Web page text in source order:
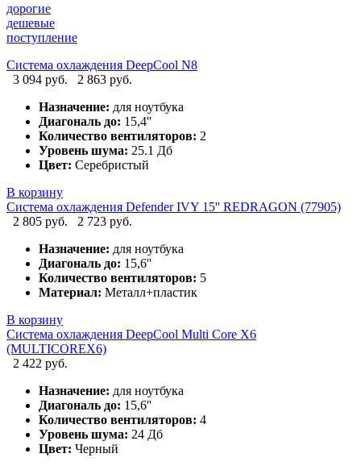
дорогие
дешевые
поступление
Система охлаждения DeepCool N8
3 094 руб.
2 863 руб.
Назначение: для ноутбука
Диагональ до: 15,4''
Количество вентиляторов: 2
Уровень шума: 25.1 Дб
Цвет: Серебристый
В корзину
Система охлаждения Defender IVY 15'' REDRAGON (77905)
2 805 руб.
2 723 руб.
Назначение: для ноутбука
Диагональ до: 15,6''
Количество вентиляторов: 5
Материал: Металл+пластик
В корзину
Система охлаждения DeepCool Multi Core X6
(MULTICOREX6)
2 422 руб.
Назначение: для ноутбука
Диагональ до: 15,6''
Количество вентиляторов: 4
Уровень шума: 24 Дб
Цвет: Черный